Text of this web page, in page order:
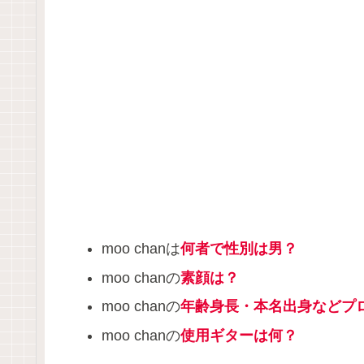
moo chanは何者で性別は男？
moo chanの素顔は？
moo chanの年齢身長・本名出身などプ
moo chanの使用ギターは何？